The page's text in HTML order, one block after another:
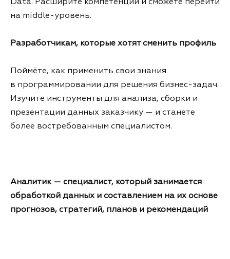
Data. Расширите компетенции и сможете перейти
на middle-уровень.
Разработчикам, которые хотят сменить профиль
Поймёте, как применить свои знания
в программировании для решения бизнес-задач.
Изучите инструменты для анализа, сборки и
презентации данных заказчику — и станете
более востребованным специалистом.
Аналитик — специалист, который занимается
обработкой данных и составлением на их основе
прогнозов, стратегий, планов и рекомендаций